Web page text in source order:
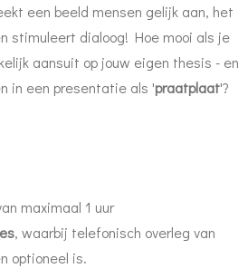
een beeld mensen gelijk aan, het
stimuleert dialoog! Hoe mooi als je
aansuit op jouw eigen thesis - en
in een presentatie als 'praatplaat'?
maximaal 1 uur
, waarbij telefonisch overleg van
optioneel is.